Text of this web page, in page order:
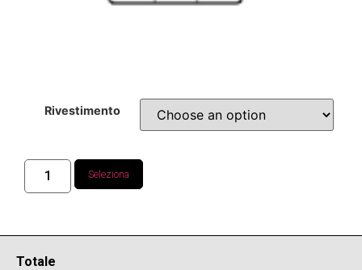
Rivestimento
Seleziona
Totale